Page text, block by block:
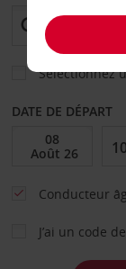
Sélectionnez
DATE DE DÉPART
Conducteur
J’ai un code